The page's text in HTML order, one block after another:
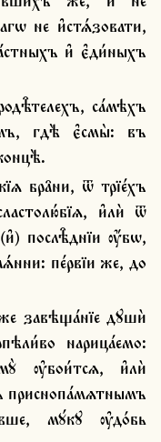
не и҆стѧ́зовати,
и҆ є҆ди́ныхъ
гдѣ̀ є҆смы̀: въ
и҆лѝ ѿ
послѣ̑днїи ѹ҆́бѡ,
пе́рвїи же, до
нарица́емо:
ѹ҆бои́тсѧ, и҆лѝ
приснопа́мѧтнымъ
мꙋ́кꙋ ѹ҆до́бь